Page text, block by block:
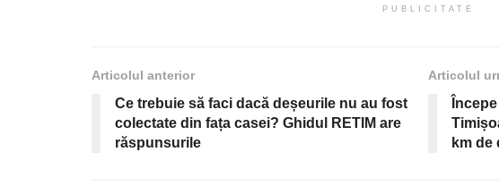
PUBLICITATE
Articolul anterior
Ce trebuie să faci dacă deșeurile nu au fost
colectate din fața casei? Ghidul RETIM are
răspunsurile
Articolul
km